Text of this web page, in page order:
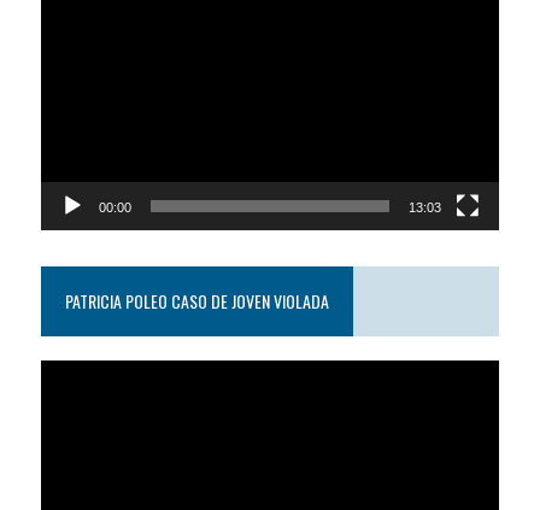
00:00 13:03
PATRICIA POLEO CASO DE JOVEN VIOLADA